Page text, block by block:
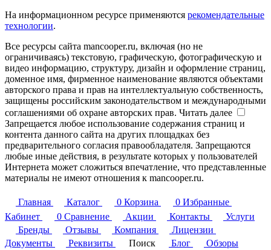
На информационном ресурсе применяются рекомендательные
технологии.
Все ресурсы сайта mancooper.ru, включая (но не
ограничиваясь) текстовую, графическую, фотографическую и
видео информацию, структуру, дизайн и оформление страниц,
доменное имя, фирменное наименование являются объектами
авторского права и прав на интеллектуальную собственность,
защищены российским законодательством и международными
соглашениями об охране авторских прав. Читать далее
Запрещается любое использование содержания страниц и
контента данного сайта на других площадках без
предварительного согласия правообладателя. Запрещаются
любые иные действия, в результате которых у пользователей
Интернета может сложиться впечатление, что представленные
материалы не имеют отношения к mancooper.ru.
Главная Каталог 0 Корзина 0 Избранные
Кабинет
0 Сравнение Акции Контакты
Услуги
Бренды
Отзывы Компания
Лицензии
Документы
Реквизиты Поиск Блог Обзоры